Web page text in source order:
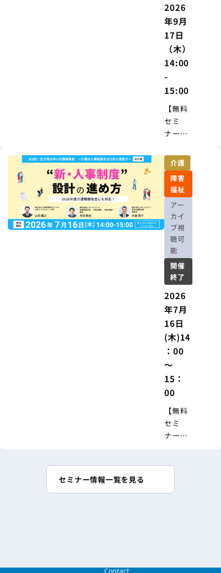
2026
年9月
17日
（木）
14:00
-
15:00
【無料
セミ
ナー】
度
は“作っ
て終わ
り”では
ない ―
現場が
『納得
する』
制度運
用の実
践ポイ
ント ―
介護
障害
福祉
アー
カイ
ブ視
聴可
能
開催
終了
2026
年7月
16日
(木)14
：00
～
15：
00
【無料
セミ
ナー】
対応！
セミナー情報一覧を見る
Contact